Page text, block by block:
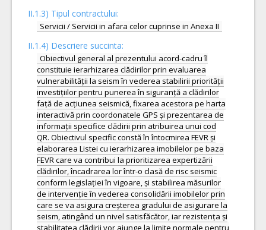
II.1.3) Tipul contractului:
Servicii / Servicii in afara celor cuprinse in Anexa II
II.1.4) Descriere succinta:
Obiectivul general al prezentului acord-cadru îl
constituie ierarhizarea clădirilor prin evaluarea
vulnerabilității la seism în vederea stabilirii priorității
investițiilor pentru punerea în siguranță a clădirilor
față de acțiunea seismică, fixarea acestora pe harta
interactivă prin coordonatele GPS și prezentarea de
informații specifice clădirii prin atribuirea unui cod
QR. Obiectivul specific constă în întocmirea FEVR și
elaborarea Listei cu ierarhizarea imobilelor pe baza
FEVR care va contribui la prioritizarea expertizării
clădirilor, încadrarea lor într-o clasă de risc seismic
conform legislației în vigoare, și stabilirea măsurilor
de intervenție în vederea consolidării imobilelor prin
care se va asigura creșterea gradului de asigurare la
seism, atingând un nivel satisfăcător, iar rezistența și
stabilitatea clădirii vor ajunge la limite normale pentru